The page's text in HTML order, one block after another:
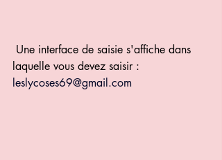
laquelle vous devez saisir :
leslycoses69@gmail.com